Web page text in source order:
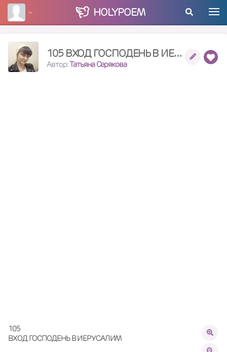
HOLYPOEM
105 ВХОД ГОСПОДЕНЬ В ИЕРУСАЛИМ
Автор:Татьяна Серякова
105
ВХОД ГОСПОДЕНЬ В ИЕРУСАЛИМ